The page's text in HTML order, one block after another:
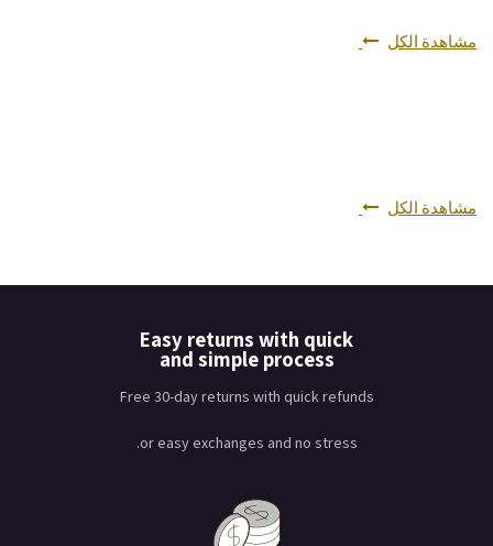
مشاهدة الكل
مشاهدة الكل
Easy returns with quick
and simple process
Free 30-day returns with quick refunds
or easy exchanges and no stress.